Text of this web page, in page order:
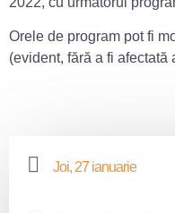
Orele de program pot fi
(evident, fără a fi afectată
Joi, 27 ianuarie